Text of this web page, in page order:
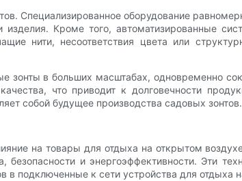
Специализированное оборудование
Кроме того, автоматизированные
нити, несоответствия цвета или
зонты в больших масштабах, одновременно
что приводит к долговечности
собой будущее производства садовых зонтов.
на товары для отдыха на открытом
и энергоэффективности. Эти
подключенные к сети устройства для отдыха